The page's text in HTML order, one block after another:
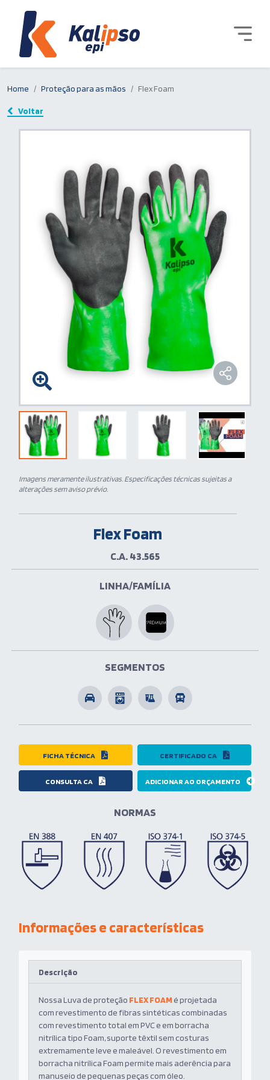
Home Proteção para as mãos Flex Foam
Voltar
Imagens meramente ilustrativas. Especificações técnicas sujeitas a
alterações sem aviso prévio.
Flex Foam
C.A. 43.565
LINHA/FAMÍLIA
SEGMENTOS
FICHA TÉCNICA CERTIFICADO CA
CONSULTA CA ADICIONAR AO ORÇAMENTO
NORMAS
Informações e características
Descrição
Nossa Luva de proteção FLEX FOAMé projetada
com revestimento de fibras sintéticas combinadas
com revestimento total em PVC e em borracha
nitrílica tipo Foam, suporte têxtil sem costuras
extremamente leve e maleável. O revestimento em
borracha nitrílica Foam permite mais aderência para
manuseio de pequenas peças com óleo.